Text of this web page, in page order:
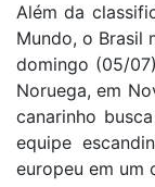
Além da
Mundo, o Brasil
domingo (05/
Noruega, em
canarinho
equipe
europeu em um